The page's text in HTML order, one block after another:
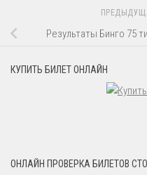
Результаты Бинго 75
КУПИТЬ БИЛЕТ ОНЛАЙН
ОНЛАЙН ПРОВЕРКА БИЛЕТОВ